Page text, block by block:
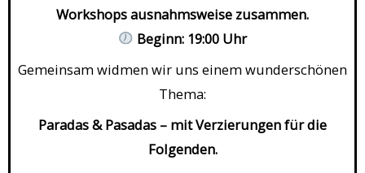
Workshops ausnahmsweise zusammen.
Beginn: 19:00 Uhr
Gemeinsam widmen wir uns einem wunderschönen
Thema:
Paradas & Pasadas – mit Verzierungen für die
Folgenden.